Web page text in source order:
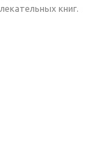
книг.